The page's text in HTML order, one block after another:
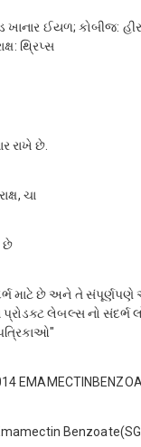
ઈયળ; કોબીજ:
થ્રિપ્સ
રાખે છે.
ચા
છે
માટે છે અને તે સંપૂર્ણપણે
લેબલ્સ નો સંદર્ભ